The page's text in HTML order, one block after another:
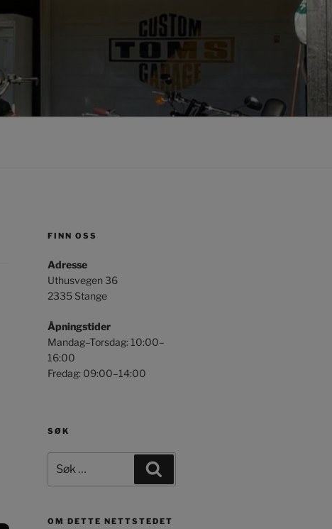
FINN OSS
Adresse
Uthusvegen 36
2335 Stange
Åpningstider
Mandag–Torsdag: 10:00–
16:00
Fredag: 09:00–14:00
SØK
etter:
OM DETTE NETTSTEDET